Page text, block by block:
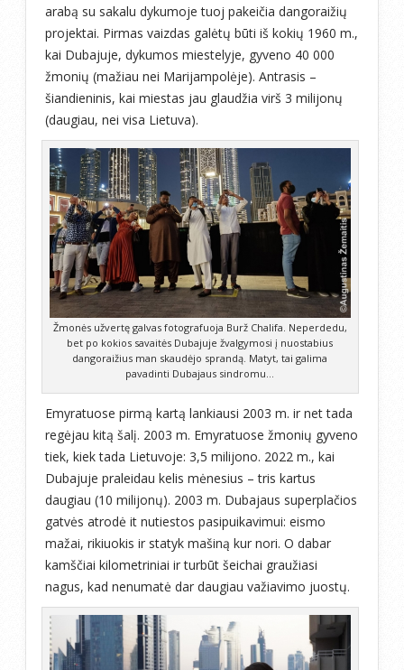
arabą su sakalu dykumoje tuoj pakeičia dangoraižių
projektai. Pirmas vaizdas galėtų būti iš kokių 1960 m.,
kai Dubajuje, dykumos miestelyje, gyveno 40 000
žmonių (mažiau nei Marijampolėje). Antrasis –
šiandieninis, kai miestas jau glaudžia virš 3 milijonų
(daugiau, nei visa Lietuva).
Žmonės užvertę galvas fotografuoja Burž Chalifa. Neperdedu,
bet po kokios savaitės Dubajuje žvalgymosi į nuostabius
dangoraižius man skaudėjo sprandą. Matyt, tai galima
pavadinti Dubajaus sindromu…
Emyratuose pirmą kartą lankiausi 2003 m. ir net tada
regėjau kitą šalį. 2003 m. Emyratuose žmonių gyveno
tiek, kiek tada Lietuvoje: 3,5 milijono. 2022 m., kai
Dubajuje praleidau kelis mėnesius – tris kartus
daugiau (10 milijonų). 2003 m. Dubajaus superplačios
gatvės atrodė it nutiestos pasipuikavimui: eismo
mažai, rikiuokis ir statyk mašiną kur nori. O dabar
kamščiai kilometriniai ir turbūt šeichai graužiasi
nagus, kad nenumatė dar daugiau važiavimo juostų.